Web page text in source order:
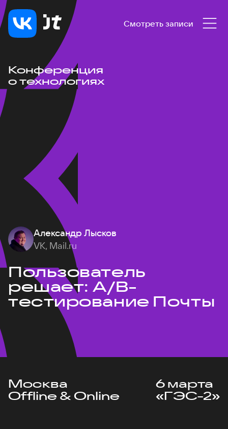
Смотреть записи
Конференция
о технологиях
Александр Лысков
VK, Mail.ru
Пользователь
решает: A/B-
тестирование Почты
Москва
Offline & Online
6 марта
«ГЭС-2»